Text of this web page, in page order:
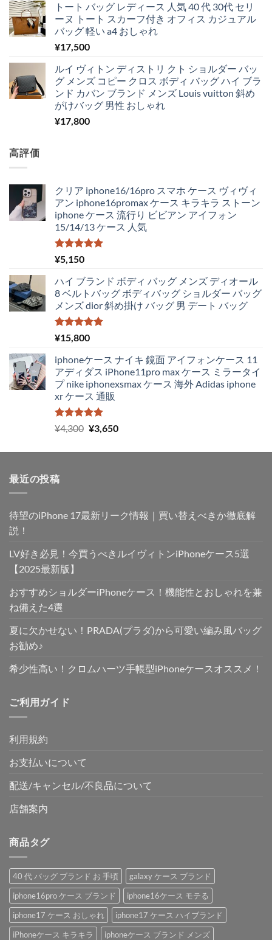
トート バッグ レディース 人気 40 代 30代 セリ
ーヌ トート スカーフ付き オフィス カジュアル
バッグ 軽い a4 おしゃれ
¥17,500
ルイ ヴィトン ディストリ クト ショルダー バッ
グ メンズ コピー クロス ボディ バッグ ハイ ブラ
ンド カバン ブランド メンズ Louis vuitton 斜め
がけバッグ 男性 おしゃれ
¥17,800
高評価
クリア iphone16/16pro スマホ ケース ヴィヴィ
アン iphone16promax ケース キラキラ ストーン
iphone ケース 流行り ビビアン アイフォン
15/14/13 ケース 人気
5段階中
5.00
¥5,150
ハイ ブランド ボディ バッグ メンズ ディオール
8 ベルトバッグ ボディバッグ ショルダー バッグ
メンズ dior 斜め掛け バッグ 男 デート バッグ
5段階中
5.00の評価
¥15,800
iphoneケース ナイキ 鏡面 アイフォンケース 11
アディダス iPhone11pro max ケース ミラータイ
プ nike iphonexsmax ケース 海外 Adidas iphone
xr ケース 通販
5段階中
5.00
の評価
¥4,300 元
価
し
¥3,650現
の
で
最近の投稿
待望のiPhone 17最新リーク情報｜買い替えべきか徹底解
説！
LV好き必見！今買うべきルイヴィトンiPhoneケース5選
【2025最新版】
おすすめショルダーiPhoneケース！機能性とおしゃれを兼
ね備えた4選
夏に欠かせない！PRADA(プラダ)から可愛い編み風バッグ
お勧め♪
希少性高い！クロムハーツ手帳型iPhoneケースオススメ！
ご利用ガイド
利用規約
お支払いについて
配送/キャンセル/不良品について
店舗案内
商品タグ
40 代 バッグ ブランド お 手頃
galaxy ケース ブランド
iphone16pro ケース ブランド
iphone16ケース モテる
iphone17 ケース おしゃれ
iphone17 ケース ハイブランド
iPhoneケース キラキラ
iphoneケース ブランド メンズ